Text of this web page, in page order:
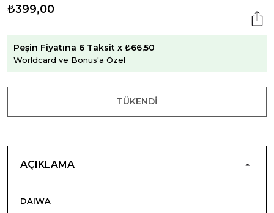
₺399,00
Peşin Fiyatına 6 Taksit x ₺66,50
Worldcard ve Bonus'a Özel
TÜKENDI
AÇIKLAMA
DAIWA